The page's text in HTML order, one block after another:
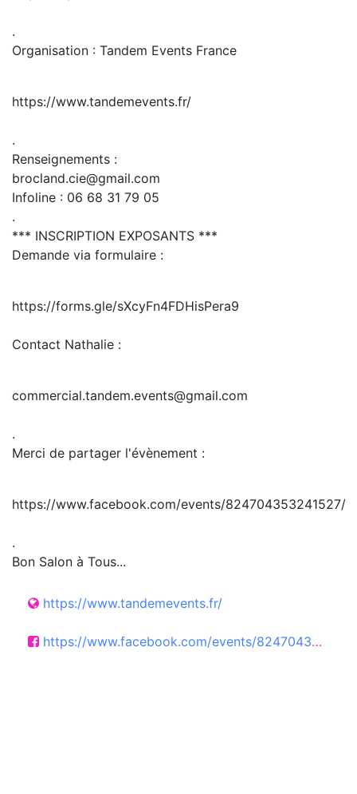
.
Organisation : Tandem Events France
https://www.tandemevents.fr/
.
Renseignements :
brocland.cie@gmail.com
Infoline : 06 68 31 79 05
.
*** INSCRIPTION EXPOSANTS ***
Demande via formulaire :
https://forms.gle/sXcyFn4FDHisPera9
Contact Nathalie :
commercial.tandem.events@gmail.com
.
Merci de partager l'évènement :
https://www.facebook.com/events/824704353241527/
.
Bon Salon à Tous...
https://www.tandemevents.fr/
https://www.facebook.com/events/824704353241527